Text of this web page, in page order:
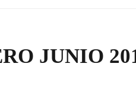
JUNIO